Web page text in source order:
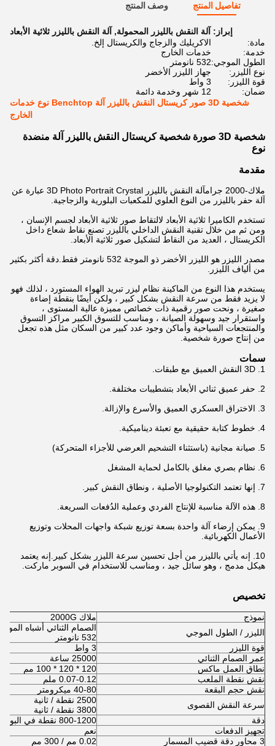
تفاصيل المنتج وصف المنتج
إبراز: آلة النقش بالليزر المحمولة, آلة النقش بالليزر ثلاثية الأبعاد
مادة:
الاكريليك والزجاج والكريستال إلخ.
خدمة:
خدمات الخارج
الطول الموجي:532 نانومتر
نوع الليزر:
جهاز الليزر الأخضر
قوة الليزر:
3 واط
ضمان:
12 شهر وخدمة دائمة
شخصية 3D صور كريستال النقش بالليزر آلة Benchtop نوع خدمات
الخارج
شخصية 3D صورة شخصية كريستال النقش بالليزر آلة منضدة
نوع
مقدمة
ملاك-2000 جرام
آلة النقش بالليزر 3D Photo Portrait Crystal عبارة عن
آلة حفر بالليزر من النوع العلوي للمكعبات البلورية والزجاجية.
تستخدم الكاميرا ثلاثية الأبعاد لالتقاط صور ثلاثية الأبعاد لجسم الإنسان ،
ومن ثم من خلال تقنية النقش الداخلي بالليزر تصنع نقاط شعاع داخل
الكريستال ، العديد من النقاط لتشكيل صور ثلاثية الأبعاد.
مصدر الليزر هو الليزر الأخضر ذو الموجة 532 نانومتر فقط.دقة أكثر بكثير
من ألياف الليزر.
يستخدم هذا النوع من الماكينة نظام ليزر تبريد الهواء المستورد ، لذلك فهو
لا يزيد فقط من سرعة النقش بشكل كبير ، ولكن أيضًا بنقطة إضاءة
صغيرة ، ونحت صور رقمية ذات خصائص مميزة عالية المستوى ،
واستقرار جيد وسهولة الصيانة ، ومناسب للتسوق الكبير مراكز التسوق
والمنتجعات السياحية وأماكن وجود عدد كبير من السكان مثل هذه تجعل
من إنتاج صورة شخصية.
سمات
1. 3D النقش العميق مع طبقات.
2. حفر عميق ثنائي الأبعاد بتشطيبات مختلفة.
3. الاختراق العسكري العميق والأسرع والإزالة.
4. خطوط كتابة حقيقية مع تعبئة ديناميكية.
5. صيانة مجانية (باستثناء التشحيم العرضي للأجزاء المتحركة)
6. نظام بصري مغلق بالكامل لحماية المشغل
7. إنها تعتمد التكنولوجيا الأصلية ، ونطاق النقش كبير.
8. هذه الآلة مناسبة للإنتاج الفردي وعملية الدُفعات السريعة.
9. يمكن إرضاء آلة واحدة بسعة توزيع شبكة واجهات المحلات وتوزيع
الأعمال الكهربائية.
10. إنه يأتي بالليزر من أجل تحسين سرعة الليزر بشكل كبير.إنه يعتمد
هيكل مدمج ، وهو سائل جيد ، ومناسب للاستخدام في السوبر ماركت.
تخصيص
نموذج
ملاك 2000G
الليزر / الطول الموجي
الصمام الثنائي أشباه
532 نانومتر
قوة الليزر
3 واط
عمر الصمام الثنائي
25000 ساعة
نطاق العمل ماكس
120 * 120 * 100 مم
نقش نقطة الملعب
0.07-0.12 ملم
نقش حجم البقعة
40-80 ميكرومتر
سرعة النقش القصوى
2500 نقطة / ثانية
3800 نقطة / ثانية
دقة
800-1200 نقطة في البوصة
تجهيز الدفعات
نعم
3 محاور دقة قضيب المسمار
0.02 مم / 300 مم